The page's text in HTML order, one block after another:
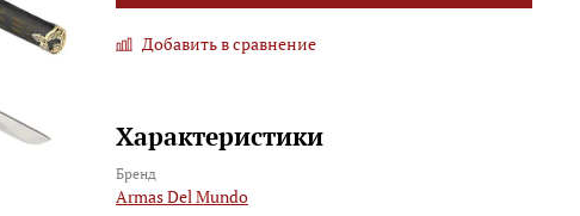
Добавить в сравнение
Характеристики
Бренд
Armas Del Mundo